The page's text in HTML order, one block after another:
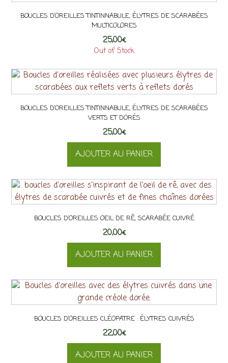
BOUCLES D’OREILLES TINTINNABULE, ÉLYTRES DE SCARABÉES
MULTICOLORES
25,00€
Out of Stock
BOUCLES D’OREILLES TINTINNABULE, ÉLYTRES DE SCARABÉES
VERTS ET DORÉS
25,00€
AJOUTER AU PANIER
BOUCLES D’OREILLES OEIL DE RÊ, SCARABÉE CUIVRÉ
20,00€
AJOUTER AU PANIER
BOUCLES D’OREILLES CLÉOPATRE : ÉLYTRES CUIVRÉS
22,00€
AJOUTER AU PANIER